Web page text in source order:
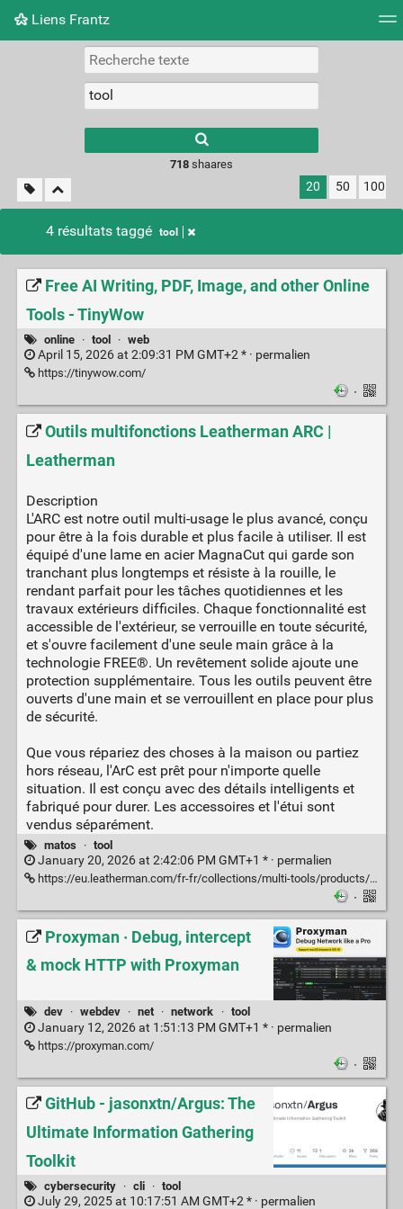
Liens Frantz
Nuage de tags Mur d'images
718shaares
20 50 100
4 résultats taggé tool
Free AI Writing, PDF, Image, and other Online
Tools - TinyWow
online · tool · web
April 15, 2026 at 2:09:31 PM GMT+2 * · permalien
https://tinywow.com/
·
Outils multifonctions Leatherman ARC |
Leatherman
Description
L'ARC est notre outil multi-usage le plus avancé, conçu
pour être à la fois durable et plus facile à utiliser. Il est
équipé d'une lame en acier MagnaCut qui garde son
tranchant plus longtemps et résiste à la rouille, le
rendant parfait pour les tâches quotidiennes et les
travaux extérieurs difficiles. Chaque fonctionnalité est
accessible de l'extérieur, se verrouille en toute sécurité,
et s'ouvre facilement d'une seule main grâce à la
technologie FREE®. Un revêtement solide ajoute une
protection supplémentaire. Tous les outils peuvent être
ouverts d'une main et se verrouillent en place pour plus
de sécurité.
Que vous répariez des choses à la maison ou partiez
hors réseau, l'ArC est prêt pour n'importe quelle
situation. Il est conçu avec des détails intelligents et
fabriqué pour durer. Les accessoires et l'étui sont
vendus séparément.
matos · tool
January 20, 2026 at 2:42:06 PM GMT+1 * · permalien
https://eu.leatherman.com/fr-fr/collections/multi-tools/products/arc
·
Proxyman · Debug, intercept
& mock HTTP with Proxyman
dev · webdev · net · network · tool
January 12, 2026 at 1:51:13 PM GMT+1 * · permalien
https://proxyman.com/
·
GitHub - jasonxtn/Argus: The
Ultimate Information Gathering
Toolkit
cybersecurity · cli · tool
July 29, 2025 at 10:17:51 AM GMT+2 * · permalien